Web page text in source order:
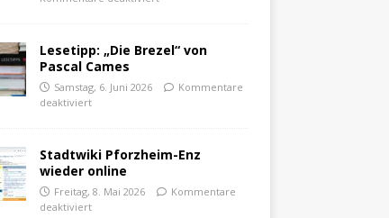
Lesetipp: „Die Brezel“ von
Pascal Cames
Samstag, 6. Juni 2026
Kommentare
deaktiviert
Stadtwiki Pforzheim-Enz
wieder online
Freitag, 8. Mai 2026
Kommentare
deaktiviert